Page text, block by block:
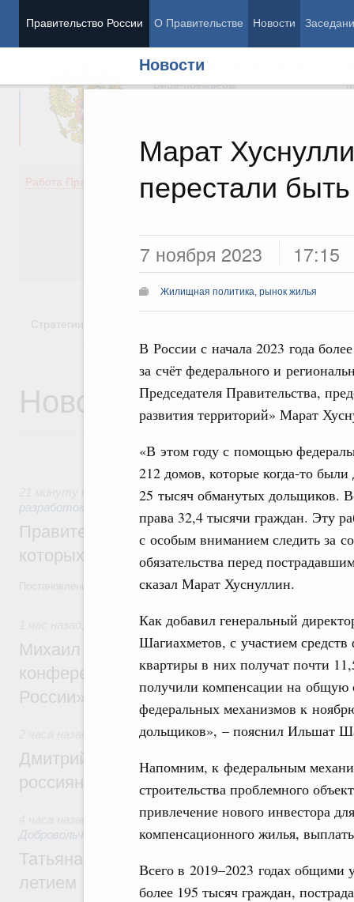
Правительство России О Правительстве Новости
Новости
Марат
перестали
7 ноября 2023 17:15
Жилищная политика, рынок жилья
В России с начала 2023 года
за счёт федерального и
Председателя Правительства,
развития территорий» Марат
«В этом году с помощью
212 домов, которые когда‑то
25 тысяч обманутых дольщиков.
права 32,4 тысячи граждан. Эту
с особым вниманием следить за
обязательства перед
сказал Марат Хуснуллин.
Как добавил генеральный
Шагиахметов, с участием
квартиры в них получат почти
получили компенсации на общую
федеральных механизмов к
дольщиков», – пояснил Ильшат
Напомним, к федеральным
строительства проблемного
привлечение нового инвестора
компенсационного жилья,
Всего в 2019–2023 годах
более 195 тысяч граждан,
Председатель Правительства
Вице-премьеры
Работа Правительства
Демография
Здоровье
Общество
Государство
Стратегии
Новости
Государственная политика в сфере
разработок
Правительство расширило перечень
которых освобождаются от НДФЛ
Постановление от 5 августа 2026 года №978
Отрасль информационных технологий
Михаил Мишустин дал поручения по
конференции «Цифровая индустрия
России»
Спорт высших достижений и массовый
Дмитрий Чернышенко и Михаил
россиян с Днём физкультурника
Социальные инновации. Некоммерческие
Добровольчество и волонтёрство. Благотворительность
Татьяна Голикова поздравила
летием